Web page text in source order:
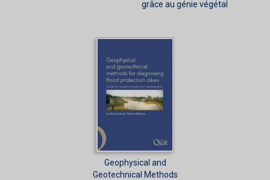
grâce au génie végétal
Geophysical and
Geotechnical Methods